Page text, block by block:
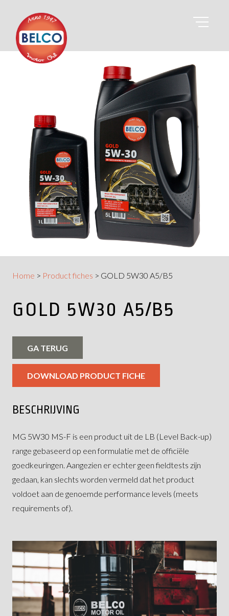
Home > Product fiches > GOLD 5W30 A5/B5
GOLD 5W30 A5/B5
GA TERUG
DOWNLOAD PRODUCT FICHE
BESCHRIJVING
MG 5W30 MS-F is een product uit de LB (Level Back-up)
range gebaseerd op een formulatie met de officiële
goedkeuringen. Aangezien er echter geen fieldtests zijn
gedaan, kan slechts worden vermeld dat het product
voldoet aan de genoemde performance levels (meets
requirements of).